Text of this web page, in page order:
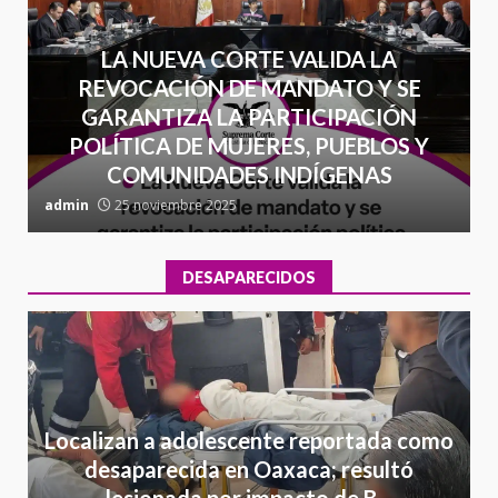
LA NUEVA CORTE VALIDA LA
REVOCACIÓN DE MANDATO Y SE
GARANTIZA LA PARTICIPACIÓN
POLÍTICA DE MUJERES, PUEBLOS Y
COMUNIDADES INDÍGENAS
admin 25 noviembre 2025
DESAPARECIDOS
Localizan a adolescente reportada como
desaparecida en Oaxaca; resultó